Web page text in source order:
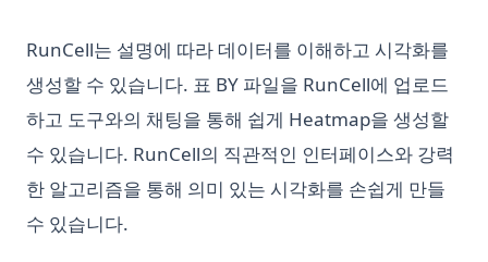
RunCell는 설명에 따라 데이터를 이해하고 시각화를
생성할 수 있습니다. 표 BY 파일을 RunCell에 업로드
하고 도구와의 채팅을 통해 쉽게 Heatmap을 생성할
수 있습니다. RunCell의 직관적인 인터페이스와 강력
한 알고리즘을 통해 의미 있는 시각화를 손쉽게 만들
수 있습니다.